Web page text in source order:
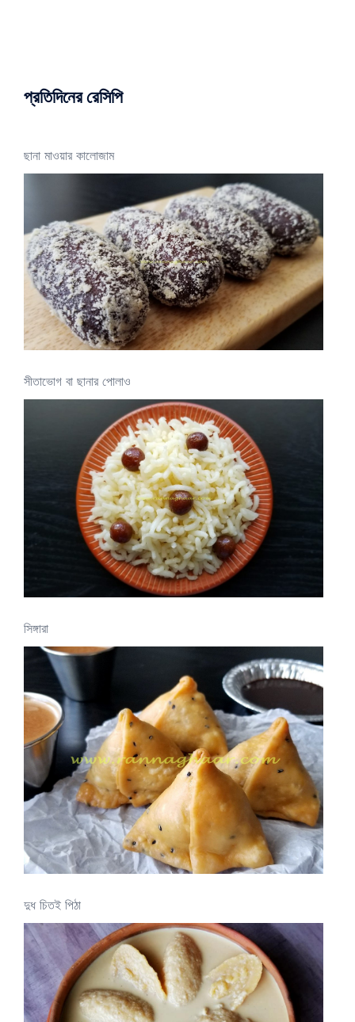
প্রতিদিনের রেসিপি
ছানা মাওয়ার কালোজাম
সীতাভোগ বা ছানার পোলাও
সিঙ্গারা
দুধ চিতই পিঠা